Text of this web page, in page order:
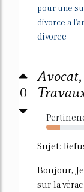
pour une
divorce a
divorce
0
33%
Sujet:
Bonjour,
sur la